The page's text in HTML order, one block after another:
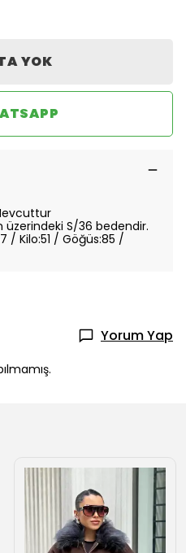
YOK
üzerindeki S/36 bedendir.
/ Kilo:51 / Göğüs:85 /
Yorum Yap